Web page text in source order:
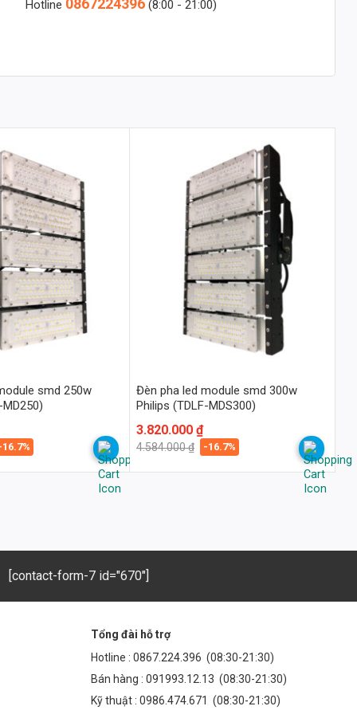
Hotline 0867224396 (8:00 - 21:00)
smd 250w
Đèn pha led module smd 300w
Philips (TDLF-MDS300)
4.584.000₫
Giá
gốc
là:
3.820.000₫
Giá
hiện
tại
3.820.000 ₫.
-16.7%
[contact-form-7 id="670"]
Tổng đài hỗ trợ
Hotline : 0867.224.396 (08:30-21:30)
Bán hàng : 091993.12.13 (08:30-21:30)
Kỹ thuật : 0986.474.671 (08:30-21:30)